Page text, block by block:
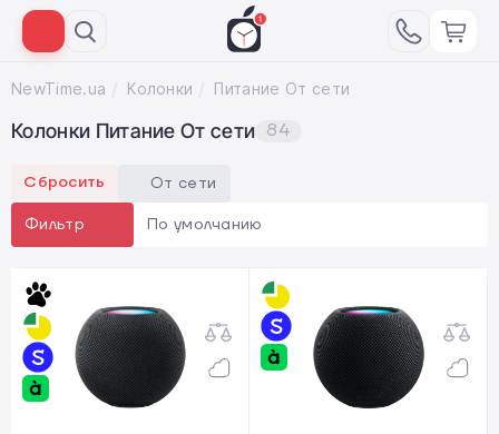
NewTime.ua Колонки Питание От сети
Колонки Питание От сети 84
Сбросить От сети
Фильтр По умолчанию